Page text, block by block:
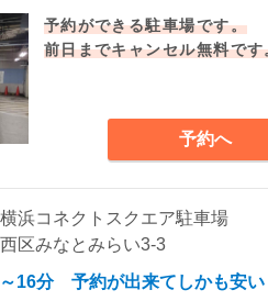
予約ができる駐車場です。
前日までキャンセル無料です
予約へ
横浜コネクトスクエア駐車場
区みなとみらい3-3
16分 予約が出来てしかも安い